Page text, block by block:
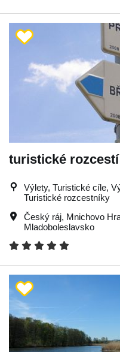
turistické
Výlety, Turistické cíle,
Turistické rozcestníky
Český ráj, Mnichovo
Mladoboleslavsko